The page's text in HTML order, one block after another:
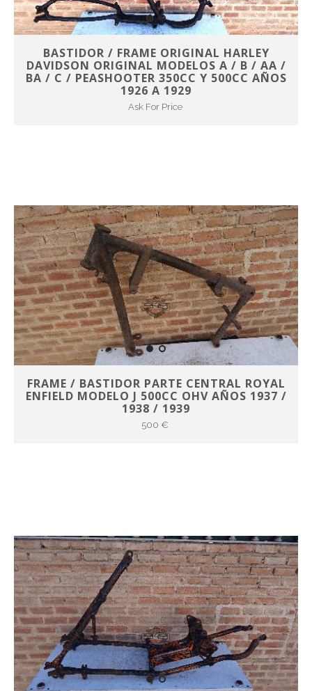
BASTIDOR / FRAME ORIGINAL HARLEY
DAVIDSON ORIGINAL MODELOS A / B / AA /
BA / C / PEASHOOTER 350CC Y 500CC AÑOS
1926 A 1929
Ask For Price
FRAME / BASTIDOR PARTE CENTRAL ROYAL
ENFIELD MODELO J 500CC OHV AÑOS 1937 /
1938 / 1939
500 €